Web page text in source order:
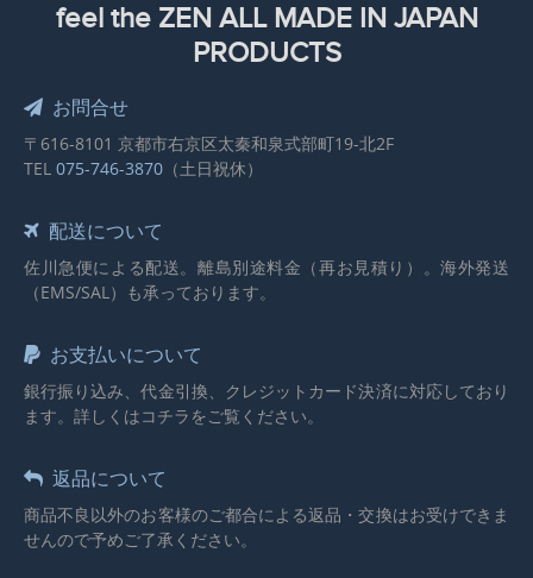
feel the ZEN ALL MADE IN JAPAN
PRODUCTS
お問合せ
〒616-8101 京都市右京区太秦和泉式部町19-北2F
TEL 075-746-3870 （土日祝休）
配送について
佐川急便による配送。離島別途料金（再お見積り）。海外発送
（EMS/SAL）も承っております。
お支払いについて
銀行振り込み、代金引換、クレジットカード決済に対応しており
ます。詳しくはコチラをご覧ください。
返品について
商品不良以外のお客様のご都合による返品・交換はお受けできま
せんので予めご了承ください。